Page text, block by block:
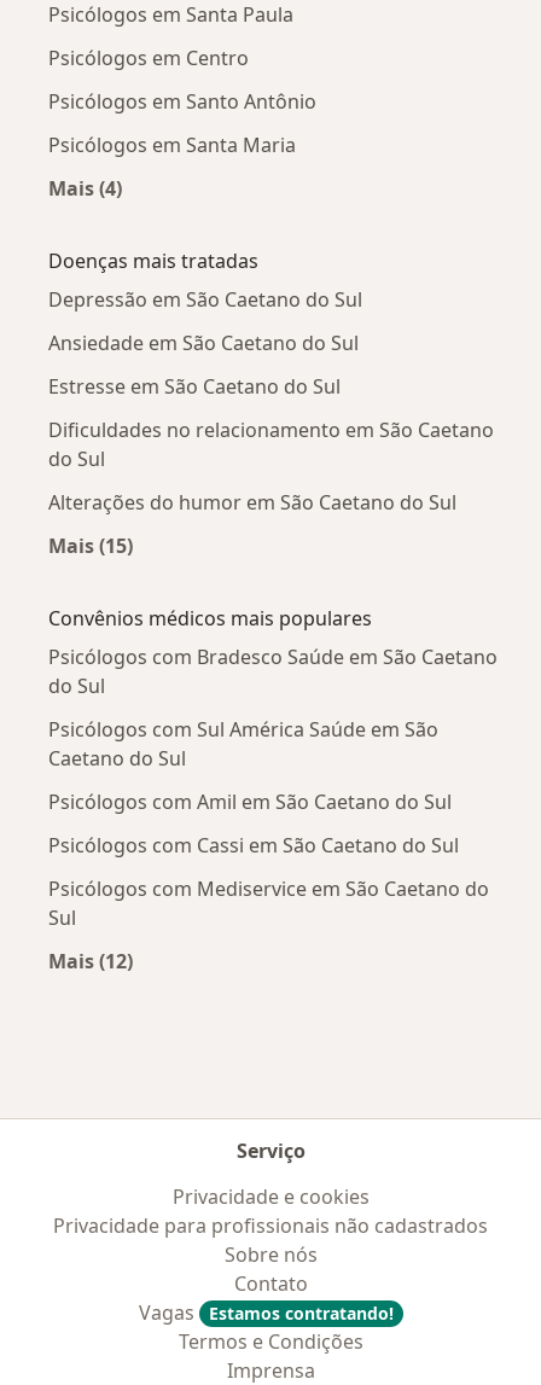
Psicólogos em Santa Paula
Psicólogos em Centro
Psicólogos em Santo Antônio
Psicólogos em Santa Maria
Mais (4)
Doenças mais tratadas
Depressão em São Caetano do Sul
Ansiedade em São Caetano do Sul
Estresse em São Caetano do Sul
Dificuldades no relacionamento em São Caetano
do Sul
Alterações do humor em São Caetano do Sul
Mais (15)
Convênios médicos mais populares
Psicólogos com Bradesco Saúde em São Caetano
do Sul
Psicólogos com Sul América Saúde em São
Caetano do Sul
Psicólogos com Amil em São Caetano do Sul
Psicólogos com Cassi em São Caetano do Sul
Psicólogos com Mediservice em São Caetano do
Sul
Mais (12)
Serviço
Privacidade e cookies
Privacidade para profissionais não cadastrados
Sobre nós
Contato
Vagas
Estamos contratando!
Termos e Condições
Imprensa